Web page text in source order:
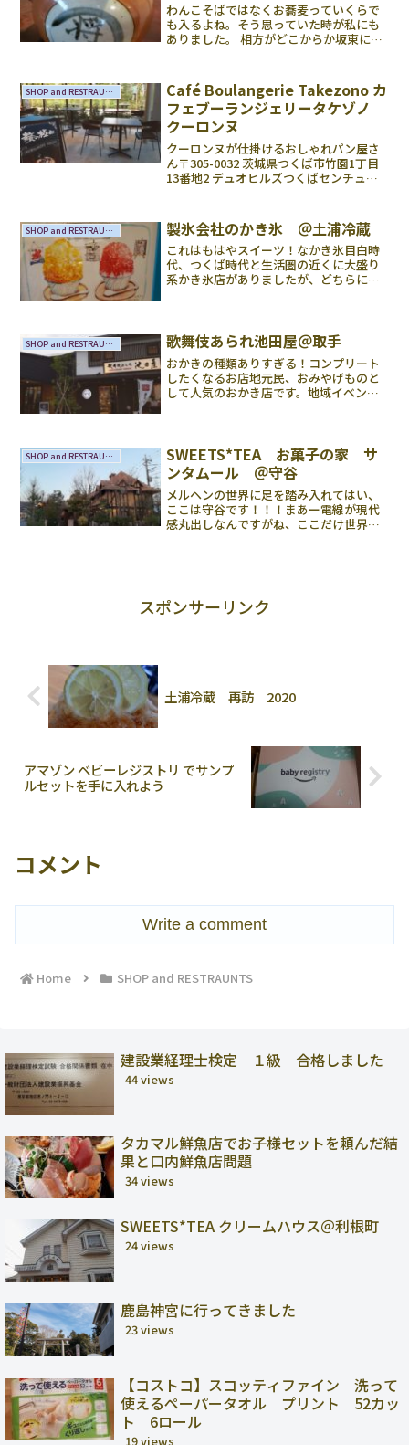
わんこそばではなくお蕎麦っていくらで
も入るよね。そう思っていた時が私にも
ありました。 相方がどこからか坂東にう
に。坂東はこの辺です。皆さんは平将門
をご存知でしょうか...
SHOP and RESTRAUNTS
Café Boulangerie Takezono カ
フェブーランジェリータケゾノ
クーロンヌ
クーロンヌが仕掛けるおしゃれパン屋さ
ん〒305-0032 茨城県つくば市竹園1丁目
13番地2 デュオヒルズつくばセンチュリ
ナビにずれたところに案内されました。
駐車場は...
SHOP and RESTRAUNTS 製氷会社のかき氷 ＠土浦冷蔵
これはもはやスイーツ！なかき氷目白時
代、つくば時代と生活圏の近くに大盛り
系かき氷店がありましたが、どちらにせ
時は過ぎていき、３年...
SHOP and RESTRAUNTS 歌舞伎あられ池田屋＠取手
おかきの種類ありすぎる！コンプリート
したくなるお店地元民、おみやげものと
して人気のおかき店です。地域イベント
いってまいりました。きれ...
SHOP and RESTRAUNTS
SWEETS*TEA お菓子の家 サ
ンタムール ＠守谷
メルヘンの世界に足を踏み入れてはい、
ここは守谷です！！！まあー電線が現代
感丸出しなんですがね、ここだけ世界が
スポンサーリンク
土浦冷蔵 再訪 2020
アマゾン ベビーレジストリ でサンプ
ルセットを手に入れよう
コメント
Write a comment
Home SHOP and RESTRAUNTS
建設業経理士検定 １級 合格しました
44 views
タカマル鮮魚店でお子様セットを頼んだ結
果と口内鮮魚店問題
34 views
SWEETS*TEA クリームハウス＠利根町
24 views
鹿島神宮に行ってきました
23 views
【コストコ】スコッティファイン 洗って
使えるペーパータオル プリント 52カッ
ト 6ロール
19 views